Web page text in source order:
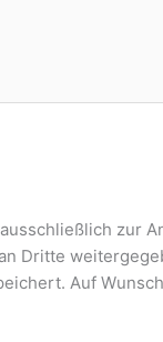
zur
Dritte
Auf